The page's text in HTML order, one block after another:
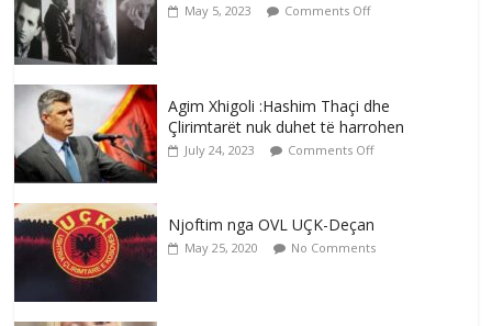
May 5, 2023 Comments Off
Agim Xhigoli :Hashim Thaçi dhe
Çlirimtarët nuk duhet të harrohen
July 24, 2023 Comments Off
Njoftim nga OVL UÇK-Deçan
May 25, 2020 No Comments